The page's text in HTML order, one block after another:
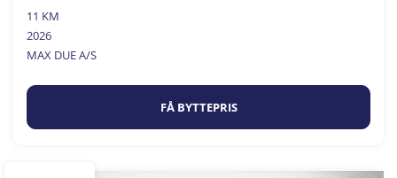
11 KM
2026
MAX DUE A/S
FÅ BYTTEPRIS